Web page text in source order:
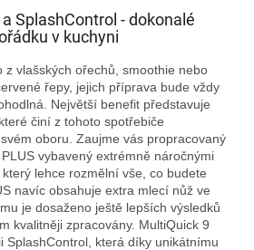
a SplashControl - dokonalé
v kuchyni
vlašských ořechů, smoothie nebo
řepy, jejich příprava bude vždy
Největší benefit představuje
činí z tohoto spotřebiče
oboru. Zaujme vás propracovaný
vybavený extrémně náročnými
lehce rozmělní vše, co budete
navíc obsahuje extra mlecí nůž ve
je dosaženo ještě lepších výsledků
kvalitněji zpracovány. MultiQuick 9
SplashControl, která díky unikátnímu